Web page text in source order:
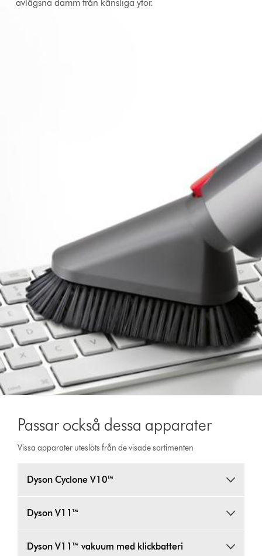
avlägsna damm från känsliga ytor.
Passar också dessa apparater
Vissa apparater uteslöts från de visade sortimenten
Dyson Cyclone V10™
Dyson V11™
Dyson V11™ vakuum med klickbatteri